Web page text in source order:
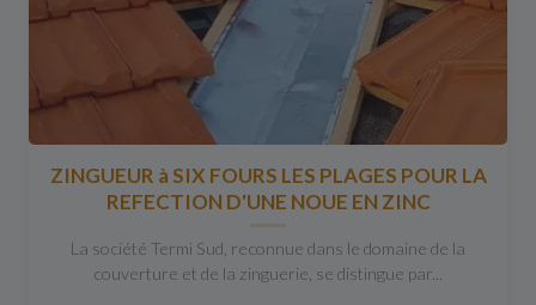
ZINGUEUR à SIX FOURS LES PLAGES POUR LA
REFECTION D'UNE NOUE EN ZINC
La société Termi Sud, reconnue dans le domaine de la
couverture et de la zinguerie, se distingue par...